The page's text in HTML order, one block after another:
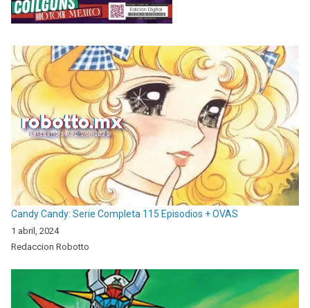
Candy Candy: Serie Completa 115 Episodios + OVAS
1 abril, 2024
Redaccion Robotto